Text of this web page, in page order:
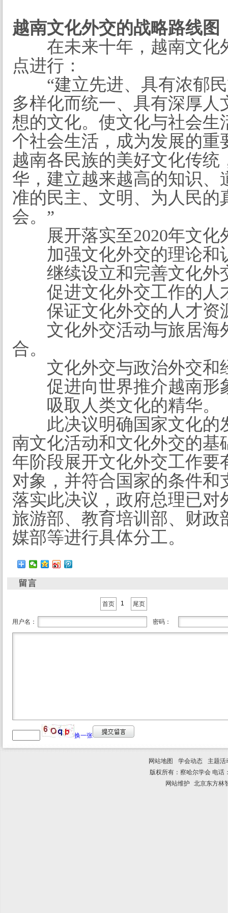
越南文化外交的战略路线图
在未来十年，越南文化
点进行：
“建立先进、具有浓郁
多样化而统一、具有深厚人
想的文化。使文化与社会生
个社会生活，成为发展的重
越南各民族的美好文化传统
华，建立越来越高的知识、
准的民主、文明、为人民的
会。”
展开落实至2020年文
加强文化外交的理论和
继续设立和完善文化外
促进文化外交工作的人
保证文化外交的人才资
文化外交活动与旅居海
合。
文化外交与政治外交和
促进向世界推介越南形
吸取人类文化的精华。
此决议明确国家文化的
南文化活动和文化外交的基
年阶段展开文化外交工作要
对象，并符合国家的条件和
落实此决议，政府总理已对
旅游部、教育培训部、财政
媒部等进行具体分工。
首页 1 尾页
用户名： 密码：
换一张
网站地图 学会动态
主题活
版权所有：察哈尔学会 电话
网站维护 北京东方林